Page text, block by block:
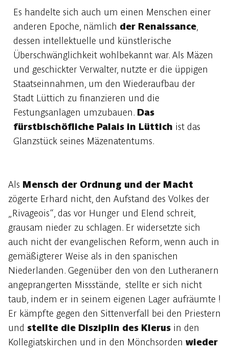
Es handelte sich auch um einen Menschen einer
anderen Epoche, nämlich der Renaissance
dessen intellektuelle und künstlerische
Überschwänglichkeit wohlbekannt war. Als Mäzen
und geschickter Verwalter, nutzte er die üppigen
Staatseinnahmen, um den Wiederaufbau der
Stadt Lüttich zu finanzieren und die
Festungsanlagen umzubauen. Das
fürstbischöfliche Palais in Lüttich ist das
Glanzstück seines Mäzenatentums.
Als Mensch der Ordnung und der Macht
zögerte Erhard nicht, den Aufstand des Volkes der
„Rivageois“, das vor Hunger und Elend schreit,
grausam nieder zu schlagen. Er widersetzte sich
auch nicht der evangelischen Reform, wenn auch in
gemäßigterer Weise als in den spanischen
Niederlanden. Gegenüber den von den Lutheranern
angeprangerten Missstände, stellte er sich nicht
taub, indem er in seinem eigenen Lager aufräumte !
Er kämpfte gegen den Sittenverfall bei den Priestern
und stellte die Disziplin des Klerus in den
Kollegiatskirchen und in den Mönchsorden wieder